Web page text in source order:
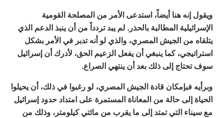
ويقول إنه هنا أيضاً، استدعى الأمر من المصلحة القومية
الإسرائيلية المطالبة بالحذر. لم يبد تردداً من أن ينبذ الدعم الذي
يتلقاه من الجيش المصري، والذي لو أنه تدبر في الأمر بشكل
استراتيجي، كما ينبغي أن يفعل الزعيم الحق، لأدرك أن إسرائيل
سوف تحتاج إلى ذلك بعد أن ينتهي الصراع.
وبرأيه فبإمكان قادة الجيش المصري، لو رغبوا في ذلك، أن يحيلوا
الحياة إلى حالة من المعاناة المستمرة على امتداد حدود إسرائيل
مع سيناء التي تمتد إلى ما يقرب من مائتي كيلومتر، وذلك من